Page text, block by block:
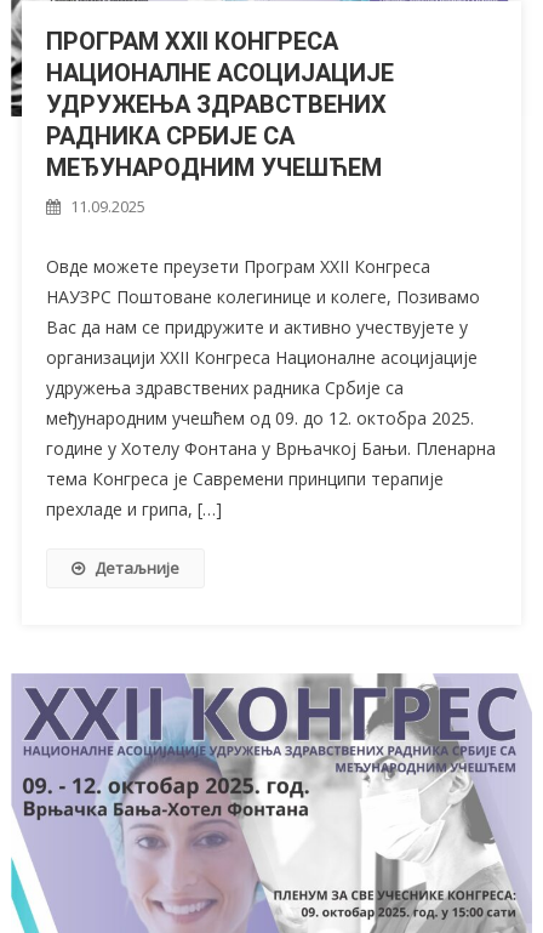
ПРОГРАМ XXII КОНГРЕСА
НАЦИОНАЛНЕ АСОЦИЈАЦИЈЕ
УДРУЖЕЊА ЗДРАВСТВЕНИХ
РАДНИКА СРБИЈЕ СА
МЕЂУНАРОДНИМ УЧЕШЋЕМ
11.09.2025
Овде можете преузети Програм XXII Конгреса
НАУЗРС Поштоване колегинице и колеге, Позивамо
Вас да нам се придружите и активно учествујете у
организацији XXII Конгреса Националне асоцијације
удружења здравствених радника Србије са
међународним учешћем од 09. до 12. октобра 2025.
године у Хотелу Фонтана у Врњачкој Бањи. Пленарна
тема Конгреса је Савремени принципи терапије
прехладе и грипа, […]
Детаљније